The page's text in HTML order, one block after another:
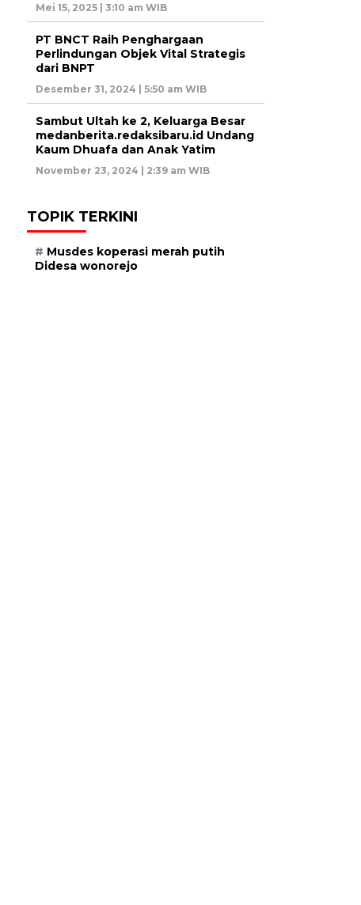
Mei 15, 2025 | 3:10 am WIB
PT BNCT Raih Penghargaan
Perlindungan Objek Vital Strategis
dari BNPT
Desember 31, 2024 | 5:50 am WIB
Sambut Ultah ke 2, Keluarga Besar
medanberita.redaksibaru.id Undang
Kaum Dhuafa dan Anak Yatim
November 23, 2024 | 2:39 am WIB
TOPIK TERKINI
Musdes koperasi merah putih
Didesa wonorejo